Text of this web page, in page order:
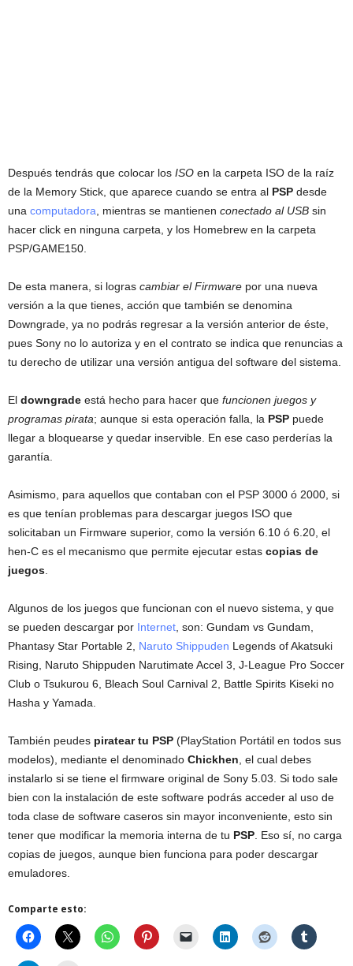
Después tendrás que colocar los ISO en la carpeta ISO de la raíz
de la Memory Stick, que aparece cuando se entra al PSP desde
una computadora , mientras se mantienen conectado al USB sin
hacer click en ninguna carpeta, y los Homebrew en la carpeta
PSP/GAME150.
De esta manera, si logras cambiar el Firmware por una nueva
versión a la que tienes, acción que también se denomina
Downgrade, ya no podrás regresar a la versión anterior de éste,
pues Sony no lo autoriza y en el contrato se indica que renuncias a
tu derecho de utilizar una versión antigua del software del sistema.
El downgrade está hecho para hacer que funcionen juegos y
programas pirata; aunque si esta operación falla, la PSP puede
llegar a bloquearse y quedar inservible. En ese caso perderías la
garantía.
Asimismo, para aquellos que contaban con el PSP 3000 ó 2000, si
es que tenían problemas para descargar juegos ISO que
solicitaban un Firmware superior, como la versión 6.10 ó 6.20, el
hen-C es el mecanismo que permite ejecutar estas copias de
juegos
Algunos de los juegos que funcionan con el nuevo sistema, y que
se pueden descargar por Internet , son: Gundam vs Gundam,
Phantasy Star Portable 2, Naruto Shippuden Legends of Akatsuki
Rising, Naruto Shippuden Narutimate Accel 3, J-League Pro Soccer
Club o Tsukurou 6, Bleach Soul Carnival 2, Battle Spirits Kiseki no
Hasha y Yamada.
También peudes piratear tu PSP (PlayStation Portátil en todos sus
modelos), mediante el denominado Chickhen , el cual debes
instalarlo si se tiene el firmware original de Sony 5.03. Si todo sale
bien con la instalación de este software podrás acceder al uso de
toda clase de software caseros sin mayor inconveniente, esto sin
tener que modificar la memoria interna de tu PSP . Eso sí, no carga
copias de juegos, aunque bien funciona para poder descargar
emuladores.
Comparte esto: